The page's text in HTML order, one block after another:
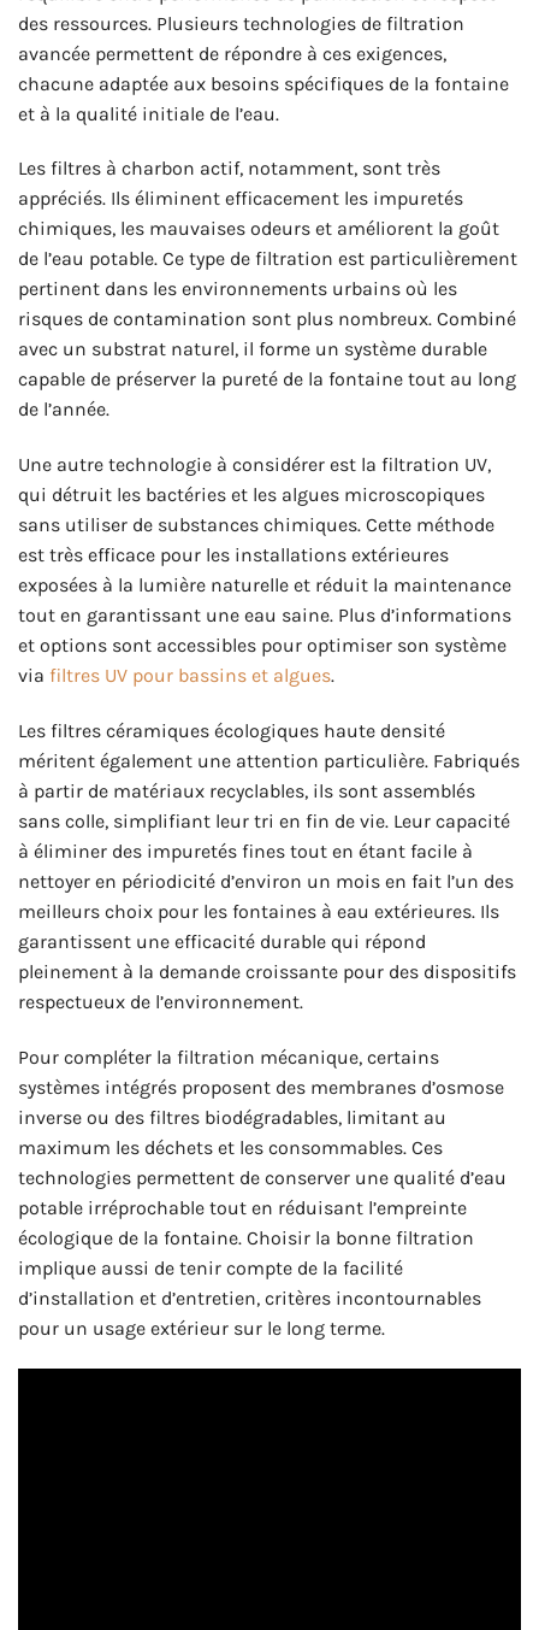
des ressources. Plusieurs technologies de filtration
avancée permettent de répondre à ces exigences,
chacune adaptée aux besoins spécifiques de la fontaine
et à la qualité initiale de l’eau.
Les filtres à charbon actif, notamment, sont très
appréciés. Ils éliminent efficacement les impuretés
chimiques, les mauvaises odeurs et améliorent la goût
de l’eau potable. Ce type de filtration est particulièrement
pertinent dans les environnements urbains où les
risques de contamination sont plus nombreux. Combiné
avec un substrat naturel, il forme un système durable
capable de préserver la pureté de la fontaine tout au long
de l’année.
Une autre technologie à considérer est la filtration UV,
qui détruit les bactéries et les algues microscopiques
sans utiliser de substances chimiques. Cette méthode
est très efficace pour les installations extérieures
exposées à la lumière naturelle et réduit la maintenance
tout en garantissant une eau saine. Plus d’informations
et options sont accessibles pour optimiser son système
via filtres UV pour bassins et algues.
Les filtres céramiques écologiques haute densité
méritent également une attention particulière. Fabriqués
à partir de matériaux recyclables, ils sont assemblés
sans colle, simplifiant leur tri en fin de vie. Leur capacité
à éliminer des impuretés fines tout en étant facile à
nettoyer en périodicité d’environ un mois en fait l’un des
meilleurs choix pour les fontaines à eau extérieures. Ils
garantissent une efficacité durable qui répond
pleinement à la demande croissante pour des dispositifs
respectueux de l’environnement.
Pour compléter la filtration mécanique, certains
systèmes intégrés proposent des membranes d’osmose
inverse ou des filtres biodégradables, limitant au
maximum les déchets et les consommables. Ces
technologies permettent de conserver une qualité d’eau
potable irréprochable tout en réduisant l’empreinte
écologique de la fontaine. Choisir la bonne filtration
implique aussi de tenir compte de la facilité
d’installation et d’entretien, critères incontournables
pour un usage extérieur sur le long terme.